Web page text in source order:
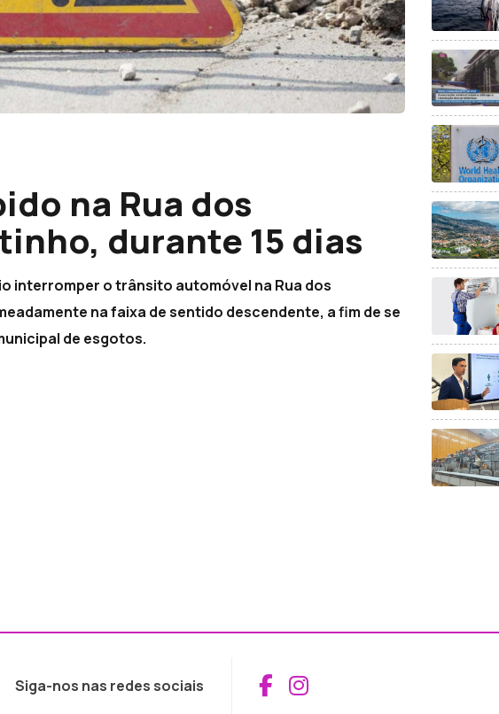
na Rua dos
durante 15 dias
interromper o trânsito automóvel na Rua dos
na faixa de sentido descendente, a fim de se
de esgotos.
Siga-nos nas redes sociais Aceder ao Facebook
Aceder ao